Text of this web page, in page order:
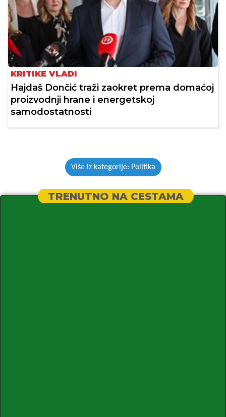
KRITIKE VLADI
Hajdaš Dončić traži zaokret prema domaćoj
proizvodnji hrane i energetskoj
samodostatnosti
Više iz kategorije: Politika
TRENUTNO NA CESTAMA